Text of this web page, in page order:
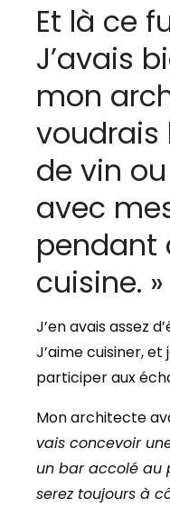
Et là ce
J’avais
mon
voudrais
de vin
avec
pendant
cuisine. »
J’en avais assez
J’aime cuisiner,
participer aux
Mon architecte
vais concevoir
un bar accolé au
serez toujours à